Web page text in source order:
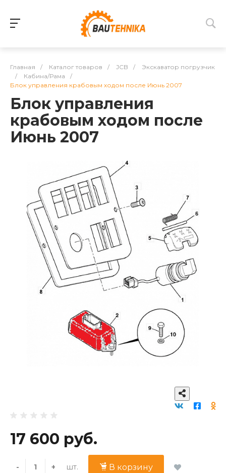
Главная / Каталог товаров / JCB /
Экскаватор погрузчик
/
Кабина/Рама
/
Блок управления крабовым ходом после Июнь 2007
Блок управления
крабовым ходом после
Июнь 2007
17 600 руб.
- + шт. В корзину